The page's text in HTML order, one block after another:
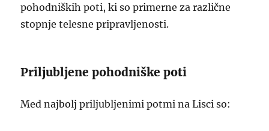
pohodniških poti, ki so primerne za različne
stopnje telesne pripravljenosti.
Priljubljene pohodniške poti
Med najbolj priljubljenimi potmi na Lisci so: